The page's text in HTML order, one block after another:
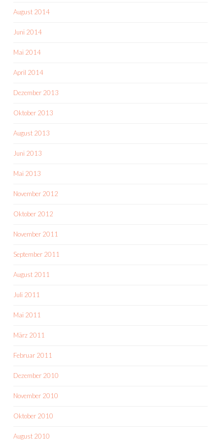
August 2014
Juni 2014
Mai 2014
April 2014
Dezember 2013
Oktober 2013
August 2013
Juni 2013
Mai 2013
November 2012
Oktober 2012
November 2011
September 2011
August 2011
Juli 2011
Mai 2011
März 2011
Februar 2011
Dezember 2010
November 2010
Oktober 2010
August 2010